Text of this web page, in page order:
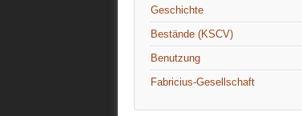
Geschichte
Bestände (KSCV)
Benutzung
Fabricius-Gesellschaft